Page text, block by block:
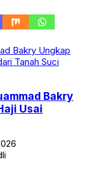
Bakry
Usai